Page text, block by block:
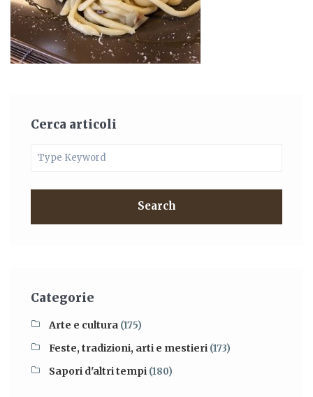
Cerca articoli
Search
Categorie
Arte e cultura (175)
Feste, tradizioni, arti e mestieri (173)
Sapori d'altri tempi (180)